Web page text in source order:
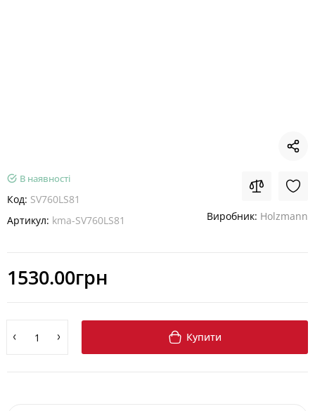
В наявності
Код: SV760LS81
Артикул: kma-SV760LS81 Виробник: Holzmann
1530.00грн
Купити